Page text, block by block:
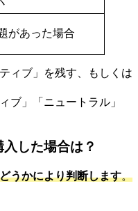
があった場合
ィブ」を残す、もしくは
ブ」「ニュートラル」
した場合は？
うかにより判断します。